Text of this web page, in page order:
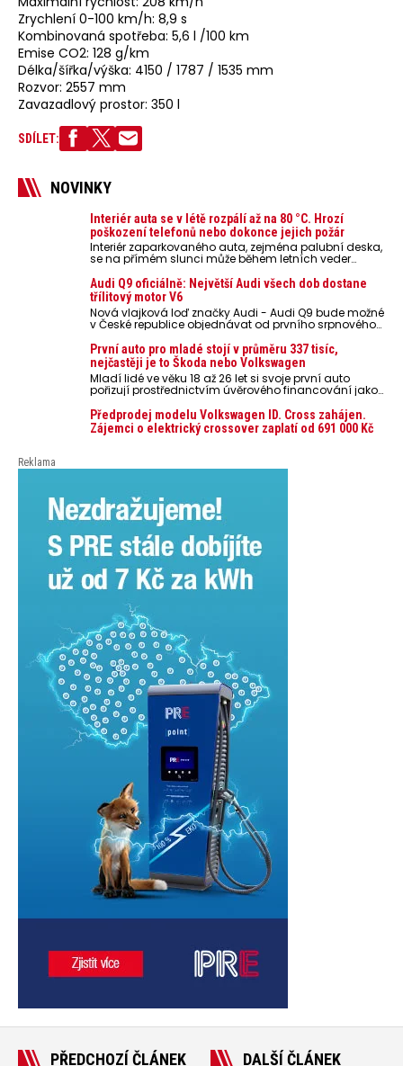
Zrychlení 0-100 km/h: 8,9 s
Kombinovaná spotřeba: 5,6 l /100 km
Emise CO2: 128 g/km
Délka/šířka/výška: 4150 / 1787 / 1535 mm
Rozvor: 2557 mm
Zavazadlový prostor: 350 l
SDÍLET:
NOVINKY
Interiér auta se v létě rozpálí až na 80 °C. Hrozí
poškození telefonů nebo dokonce jejich požár
Interiér zaparkovaného auta, zejména palubní deska,
se na přímém slunci může během letních veder
nebezpečí pro odložené mobilní telefony, powerbanky
nebo notebooky. Můžou urychlit stárnutí baterií,
poškodit elektroniku a ve výjimečných případech i
zvýšit riziko požáru.
Audi Q9 oficiálně: Největší Audi všech dob dostane
třílitový motor V6
Nová vlajková loď značky Audi - Audi Q9 bude možné
v České republice objednávat od prvního srpnového
První auto pro mladé stojí v průměru 337 tisíc,
nejčastěji je to Škoda nebo Volkswagen
Mladí lidé ve věku 18 až 26 let si svoje první auto
pořizují prostřednictvím úvěrového financování jako
auto. Průměrná pořizovací cena vozu dosahuje 337
tisíc korun a průměrná financovaná částka
přesahuje 251 tisíc korun. Vyplývá to z dat Leasingu
Předprodej modelu Volkswagen ID. Cross zahájen.
Zájemci o elektrický crossover zaplatí od 691 000 Kč
Reklama
PŘEDCHOZÍ ČLÁNEK DALŠÍ ČLÁNEK